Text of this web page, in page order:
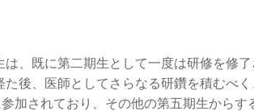
は、既に第二期生として一度は研修を修
た後、医師としてさらなる研鑽を積むべ
加されており、その他の第五期生からす